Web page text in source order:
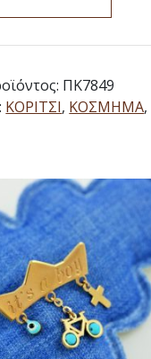
ΠΚ7849
ΚΟΡΙΤΣΙ, ΚΟΣΜΗΜΑ,